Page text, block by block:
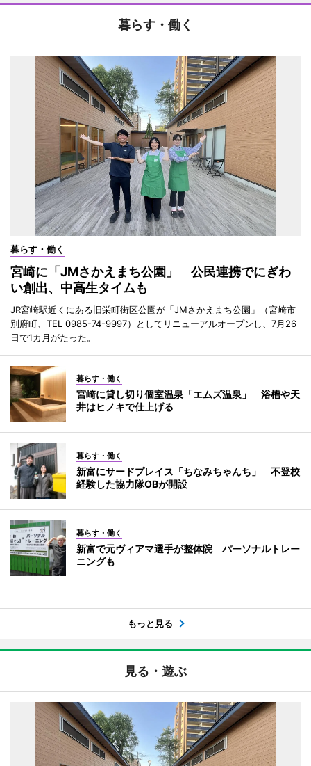
暮らす・働く
暮らす・働く
宮崎に「JMさかえまち公園」 公民連携でにぎわ
い創出、中高生タイムも
JR宮崎駅近くにある旧栄町街区公園が「JMさかえまち公園」（宮崎市
別府町、TEL 0985-74-9997）としてリニューアルオープンし、7月26
日で1カ月がたった。
暮らす・働く
宮崎に貸し切り個室温泉「エムズ温泉」 浴槽や天
井はヒノキで仕上げる
暮らす・働く
新富にサードプレイス「ちなみちゃんち」 不登校
経験した協力隊OBが開設
暮らす・働く
新富で元ヴィアマ選手が整体院 パーソナルトレー
ニングも
もっと見る
見る・遊ぶ